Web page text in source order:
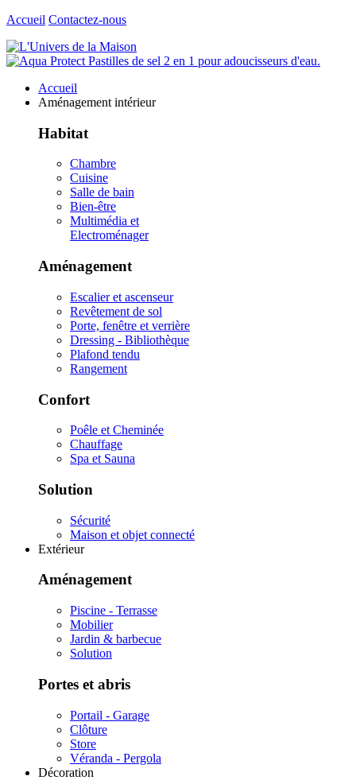
Accueil Contactez-nous
Accueil
Aménagement intérieur
Habitat
Chambre
Cuisine
Salle de bain
Bien-être
Multimédia et
Electroménager
Aménagement
Escalier et ascenseur
Revêtement de sol
Porte, fenêtre et verrière
Dressing - Bibliothèque
Plafond tendu
Rangement
Confort
Poêle et Cheminée
Chauffage
Spa et Sauna
Solution
Sécurité
Maison et objet connecté
Extérieur
Aménagement
Piscine - Terrasse
Mobilier
Jardin & barbecue
Solution
Portes et abris
Portail - Garage
Clôture
Store
Véranda - Pergola
Décoration